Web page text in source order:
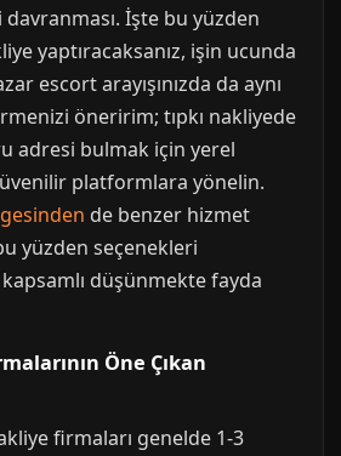
İşte bu yüzden
yaptıracaksanız, işin ucunda
escort arayışınızda da aynı
öneririm; tıpkı nakliyede
adresi bulmak için yerel
platformlara yönelin.
de benzer hizmet
yüzden seçenekleri
düşünmekte fayda
Öne Çıkan
firmaları genelde 1-3